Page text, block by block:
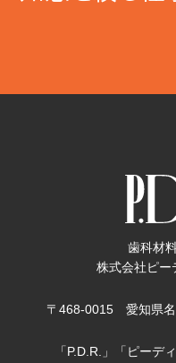
歯科材
株式会社ピー
〒468-0015 愛知県
「P.D.R.」「ピーデ